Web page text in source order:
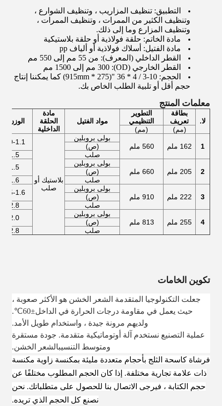
التطبيق: تنظيف المزاريب ، وتنظيف الشوارع ،
وتنظيف الكثير من الممرات ، وتنظيف الممرات ،
وتنظيف المزارع وما إلى ذلك.
مادة الخاتم: حلقة فولاذية أو حلقة بلاستيكية
مادة الفتيل: أسلاك فولاذية أو ألياف pp
القطر الداخلي (المعرف): من 55 مم إلى 550 مم
القطر الخارجي (OD): 300 مم إلى 1500 مم
الحجم: 10-3 / 4 * 36 "(275 * 915mm) كما يمكننا إنتاج
حجم أقل أو تلبية الطلب الخاص بك.
معلمات المنتج
لا.
بطاقة
تعريف
التطوير
التنظيمي
مواد الفتيل
مادة
الحلقة
الداخلية
الوزن
(مم)
(مم)
1 162 ملم 560 ملم
بولى بروبلين
بلاستيك أو
صلب
1.0-1.1 كجم
(ص)
صلب
1.5 كجم
2 205 ملم 660 ملم
بولى بروبلين 1.5 كجم
(ص)
صلب
1.6 كجم
3 222 ملم 910 ملم
بولى بروبلين 1.5-1.6 كجم
(ص)
صلب
2.8 كجم
4 255 ملم 813 ملم
بولى بروبلين 2.0 كجم
(ص)
صلب
2.8 كجم
تكوين الخامات
جعلت التكنولوجيا المتقدمة الشعر الخشن هو الأكثر صعوبة ،
حيث يعمل في مقاومة درجات الحرارة في الداخل±
60
℃
.
ولديهم مرونة جيدة ، واستخدام طويل الأمد.
عملية التصنيع نستخدم آلة أوتوماتيكية متقدمة. جودة مستقرة
ومتوسط ​​التنسيبالشعر الخشن.
فرشاة كاسحة الثلج بأحجام متعددة مليئة بمكنسة زاوية مكنسة
ذات علامة تجارية مختلفة. إذا كان الحجم المطلوب مختلفًا عن
حجم الكتابة ، فيرجى الاتصال بنا للحصول على متطلباتك. نحن
نصنع كل الحجم الذي تريده.